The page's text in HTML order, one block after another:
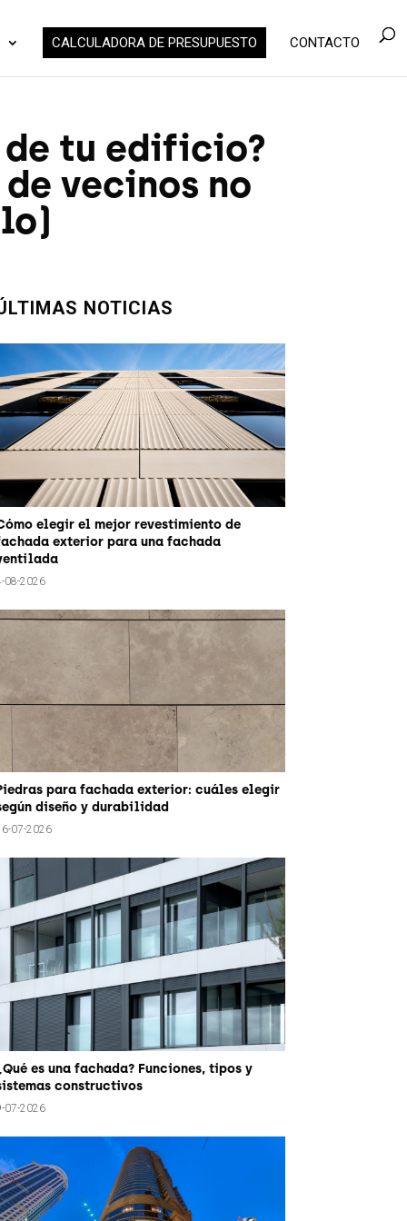
CALCULADORA DE PRESUPUESTO CONTACTO
tu edificio?
vecinos no
NOTICIAS
elegir el mejor revestimiento de
exterior para una fachada
08-2026
para fachada exterior: cuáles elegir
diseño y durabilidad
07-2026
es una fachada? Funciones, tipos y
constructivos
07-2026